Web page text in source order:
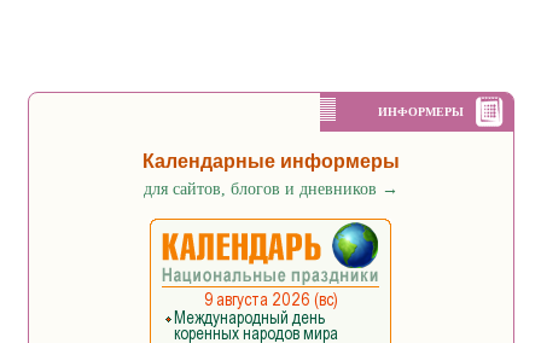
ИНФОРМЕРЫ
Календарные информеры
для сайтов, блогов и дневников →